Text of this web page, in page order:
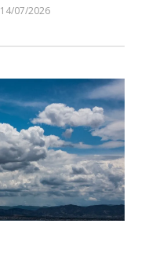
14/07/2026